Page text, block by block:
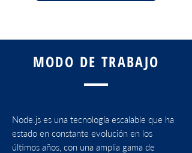
MODO DE TRABAJO
Node.js es una tecnología escalable que ha
estado en constante evolución en los
últimos años, con una amplia gama de